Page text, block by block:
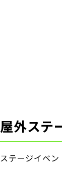
屋外ステ
ステージイベ